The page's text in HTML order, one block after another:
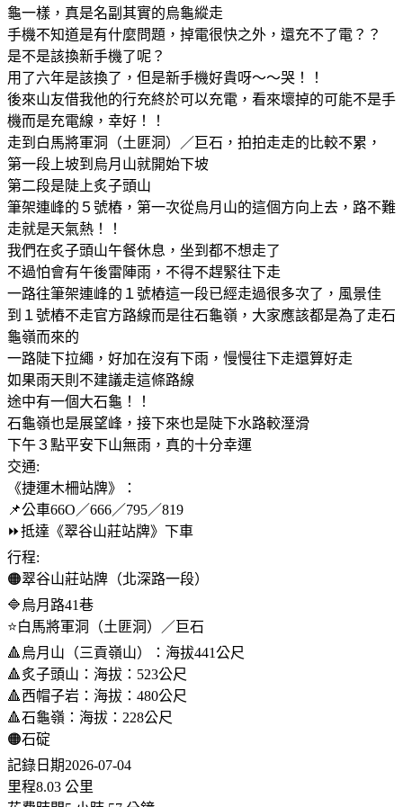
龜一樣，真是名副其實的烏龜縱走
手機不知道是有什麼問題，掉電很快之外，還充不了電？？
是不是該換新手機了呢？
用了六年是該換了，但是新手機好貴呀～～哭！！
後來山友借我他的行充終於可以充電，看來壞掉的可能不是手
機而是充電線，幸好！！
走到白馬將軍洞（土匪洞）／巨石，拍拍走走的比較不累，
第一段上坡到烏月山就開始下坡
第二段是陡上炙子頭山
筆架連峰的５號樁，第一次從烏月山的這個方向上去，路不難
走就是天氣熱！！
我們在炙子頭山午餐休息，坐到都不想走了
不過怕會有午後雷陣雨，不得不趕緊往下走
一路往筆架連峰的１號樁這一段已經走過很多次了，風景佳
到１號樁不走官方路線而是往石龜嶺，大家應該都是為了走石
龜嶺而來的
一路陡下拉繩，好加在沒有下雨，慢慢往下走還算好走
如果雨天則不建議走這條路線
途中有一個大石龜！！
石龜嶺也是展望峰，接下來也是陡下水路較溼滑
下午３點平安下山無雨，真的十分幸運
交通:
《捷運木柵站牌》：
📌公車66O／666／795／819
⏩️抵達《翠谷山莊站牌》下車
行程:
🟠翠谷山莊站牌（北深路一段）
🔷️烏月路41巷
⭐️白馬將軍洞（土匪洞）／巨石
🔺️烏月山（三貢嶺山）：海拔441公尺
🔺️炙子頭山：海拔：523公尺
🔺️西帽子岩：海拔：480公尺
🔺️石龜嶺：海拔：228公尺
🟠石碇
記錄日期2026-07-04
里程8.03 公里